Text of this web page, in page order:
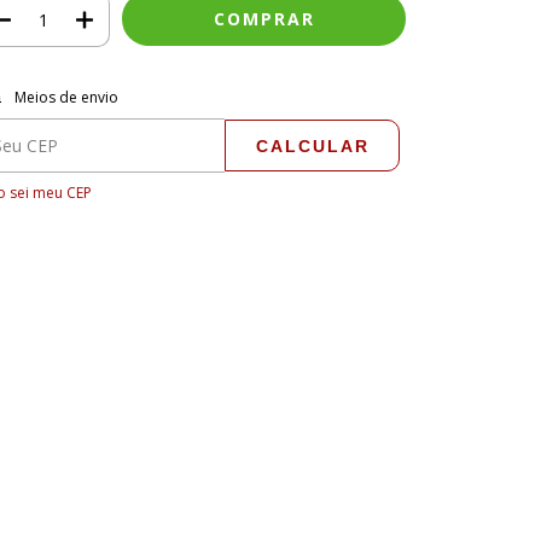
para o CEP:
Meios de envio
CALCULAR
sei meu CEP